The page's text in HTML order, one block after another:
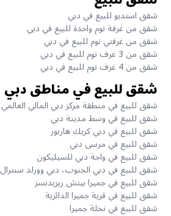
شقق استديو للبيع في دبي
شقق من غرفة نوم واحدة للبيع في دبي
شقق من غرفتي نوم للبيع في دبي
شقق من 3 غرف نوم للبيع في دبي
شقق من 4 غرف نوم للبيع في دبي
شقق للبيع في مناطق دبي
شقق للبيع في منطقة مركز دبي المالي العالمي
شقق للبيع في وسط مدينة دبي
شقق للبيع في دبي كريك هاربور
شقق للبيع في مرسى دبي
شقق للبيع في واحة دبي للسيليكون
شقق للبيع في دبي الجنوب، دبي وورلد سنترال
شقق للبيع في جميرا بيتش ريزيدنسز
شقق للبيع في قرية جميرا الدائرية
شقق للبيع في نخلة جميرا